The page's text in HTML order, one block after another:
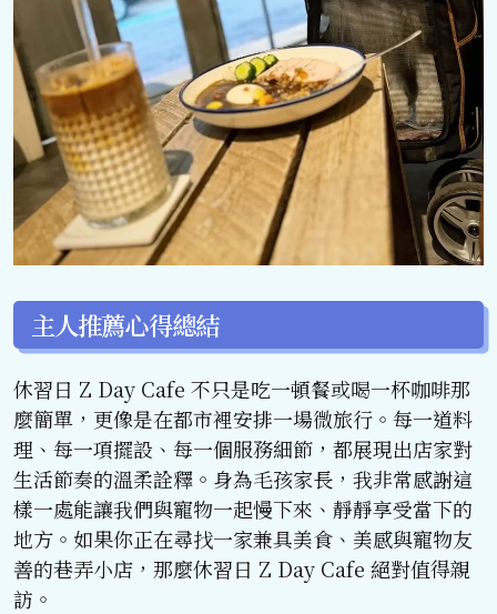
主人推薦心得總結
休習日 Z Day Cafe 不只是吃一頓餐或喝一杯咖啡那
麼簡單，更像是在都市裡安排一場微旅行。每一道料
理、每一項擺設、每一個服務細節，都展現出店家對
生活節奏的溫柔詮釋。身為毛孩家長，我非常感謝這
樣一處能讓我們與寵物一起慢下來、靜靜享受當下的
地方。如果你正在尋找一家兼具美食、美感與寵物友
善的巷弄小店，那麼休習日 Z Day Cafe 絕對值得親
訪。